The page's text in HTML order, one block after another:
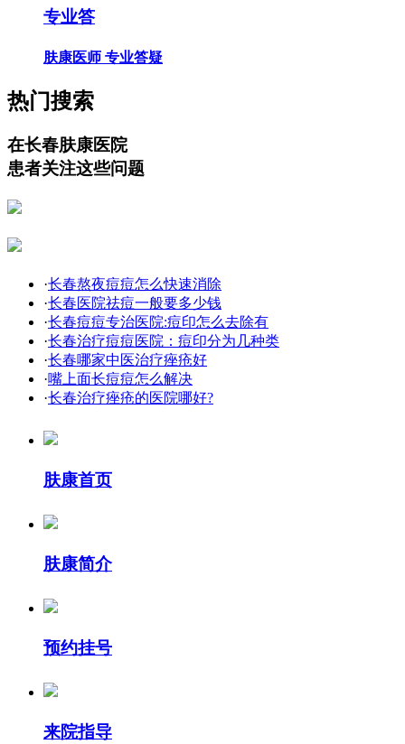
专业答
肤康医师 专业答疑
热门搜索
在长春肤康医院
患者关注这些问题
·长春熬夜痘痘怎么快速消除
·长春医院祛痘一般要多少钱
·长春痘痘专治医院:痘印怎么去除有
·长春治疗痘痘医院：痘印分为几种类
·长春哪家中医治疗痤疮好
·嘴上面长痘痘怎么解决
·长春治疗痤疮的医院哪好?
肤康首页
肤康简介
预约挂号
来院指导